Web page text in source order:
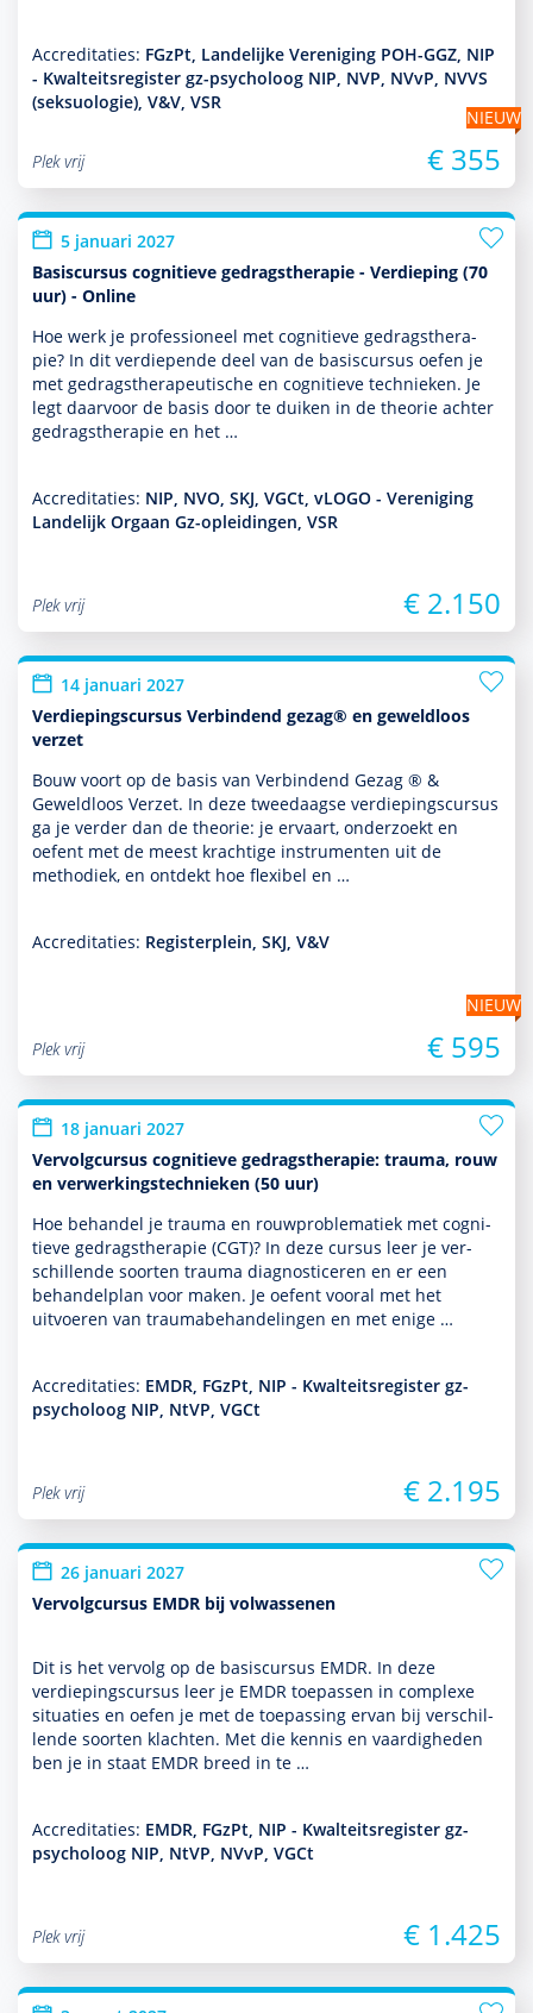
Accreditaties: FGzPt, Landelijke Vereniging POH-GGZ, NIP
- Kwalteitsregister gz-psycholoog NIP, NVP, NVvP, NVVS
(seksuologie), V&V, VSR
NIEUW
Plek vrij
€ 355
5 januari 2027
Basiscursus cognitieve gedragstherapie - Verdieping (70
uur) - Online
Hoe werk je professioneel met cogni­tieve gedrags­thera­
pie? In dit ver­die­pende deel van de basis­cursus oefen je
met gedrags­thera­peu­tische en cogni­tieve tech­nieken. Je
legt daarvoor de basis door te duiken in de theorie achter
gedrags­thera­pie en het …
Accreditaties: NIP, NVO, SKJ, VGCt, vLOGO - Vereniging
Landelijk Orgaan Gz-opleidingen, VSR
Plek vrij € 2.150
14 januari 2027
Verdiepingscursus Verbindend gezag® en geweldloos
verzet
Bouw voort op de basis van Verbindend Gezag ® &
Geweldloos Verzet. In deze tweedaagse verdiepingscursus
ga je verder dan de theorie: je ervaart, onder­zoekt en
oefent met de meest krachtige instru­men­ten uit de
metho­diek, en ontdekt hoe flexibel en …
Accreditaties: Registerplein, SKJ, V&V
NIEUW
Plek vrij
€ 595
18 januari 2027
Vervolgcursus cognitieve gedragstherapie: trauma, rouw
en verwerkingstechnieken (50 uur)
Hoe behan­del je trauma en rouwproble­ma­tiek met cogni­
tieve gedrags­thera­pie (CGT)? In deze cursus leer je ver­
schil­lende soorten trauma diag­nos­ticeren en er een
behan­del­plan voor maken. Je oefent vooral met het
uitvoeren van traumabehan­del­ingen en met enige …
Accreditaties: EMDR, FGzPt, NIP - Kwalteitsregister gz-
psycholoog NIP, NtVP, VGCt
Plek vrij € 2.195
26 januari 2027
Vervolgcursus EMDR bij volwassenen
Dit is het vervolg op de basis­cursus EMDR. In deze
verdiepingscursus leer je EMDR toe­pas­sen in complexe
situaties en oefen je met de toe­pas­sing ervan bij ver­schil­
lende soorten klachten. Met die kennis en vaar­dig­heden
ben je in staat EMDR breed in te …
Accreditaties: EMDR, FGzPt, NIP - Kwalteitsregister gz-
psycholoog NIP, NtVP, NVvP, VGCt
Plek vrij € 1.425